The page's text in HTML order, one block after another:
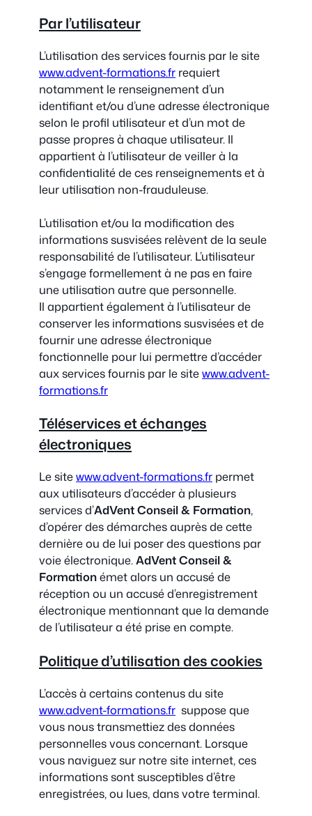
Par l’utilisateur
L’utilisation des services fournis par le site
www.advent-formations.fr requiert
notamment le renseignement d’un
identifiant et/ou d’une adresse électronique
selon le profil utilisateur et d’un mot de
passe propres à chaque utilisateur. Il
appartient à l’utilisateur de veiller à la
confidentialité de ces renseignements et à
leur utilisation non-frauduleuse.
L’utilisation et/ou la modification des
informations susvisées relèvent de la seule
responsabilité de l’utilisateur. L’utilisateur
s’engage formellement à ne pas en faire
une utilisation autre que personnelle.
Il appartient également à l’utilisateur de
conserver les informations susvisées et de
fournir une adresse électronique
fonctionnelle pour lui permettre d’accéder
aux services fournis par le sitewww.advent-
formations.fr
Téléservices et échanges
électroniques
Le sitewww.advent-formations.fr permet
aux utilisateurs d’accéder à plusieurs
services d’AdVent Conseil & Formation,
d’opérer des démarches auprès de cette
dernière ou de lui poser des questions par
voie électronique.AdVent Conseil &
Formationémet alors un accusé de
réception ou un accusé d’enregistrement
électronique mentionnant que la demande
de l’utilisateur a été prise en compte.
Politique d’utilisation des cookies
L’accès à certains contenus du site
www.advent-formations.fr suppose que
vous nous transmettiez des données
personnelles vous concernant. Lorsque
vous naviguez sur notre site internet, ces
informations sont susceptibles d’être
enregistrées, ou lues, dans votre terminal.